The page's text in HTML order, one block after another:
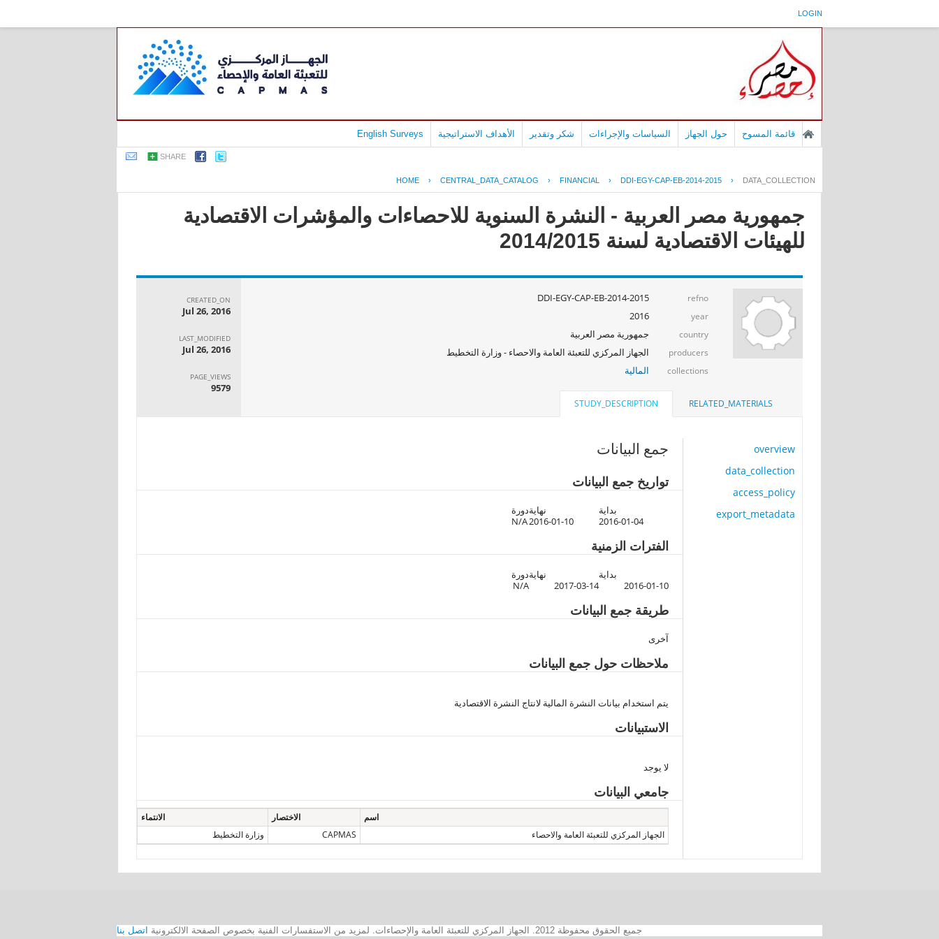
LOGIN
قائمة المسوح حول الجهاز السياسات والإجراءات شكر وتقدير الأهداف الاستراتيجية English Surveys
SHARE
HOME › CENTRAL_DATA_CATALOG › FINANCIAL › DDI-EGY-CAP-EB-2014-2015 › DATA_COLLECTION
جمهورية مصر العربية - النشرة السنوية للاحصاءات والمؤشرات الاقتصادية
للهيئات الاقتصادية لسنة 2014/2015
refno
DDI-EGY-CAP-EB-2014-2015
year
2016
country جمهورية مصر العربية
producers الجهاز المركزي للتعبئة العامة والاحصاء - وزارة التخطيط
collections المالية
CREATED_ON
Jul 26, 2016
LAST_MODIFIED
Jul 26, 2016
PAGE_VIEWS
9579
RELATED_MATERIALS
STUDY_DESCRIPTION
overview
data_collection
access_policy
export_metadata
جمع البيانات
تواريخ جمع البيانات
بداية نهايةدورة
2016-01-04
2016-01-10
N/A
الفترات الزمنية
بداية نهايةدورة
2016-01-10
2017-03-14
N/A
طريقة جمع البيانات
آخرى
ملاحظات حول جمع البيانات
يتم استخدام بيانات النشرة المالية لانتاج النشرة الاقتصادية
الاستبيانات
لا يوجد
جامعي البيانات
اسم الاختصار
الانتماء
الجهاز المركزي للتعبئة العامة والاحصاء
CAPMAS وزارة التخطيط
جميع الحقوق محفوظة 2012. الجهاز المركزي للتعبئة العامة والإحصاءات. لمزيد من الاستفسارات الفنية بخصوص الصفحة الالكترونية اتصل بنا